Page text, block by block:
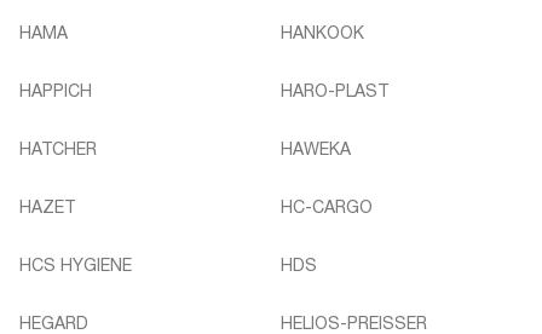
HAMA HANKOOK
HAPPICH HARO-PLAST
HATCHER HAWEKA
HAZET HC-CARGO
HCS HYGIENE HDS
HEGARD HELIOS-PREISSER